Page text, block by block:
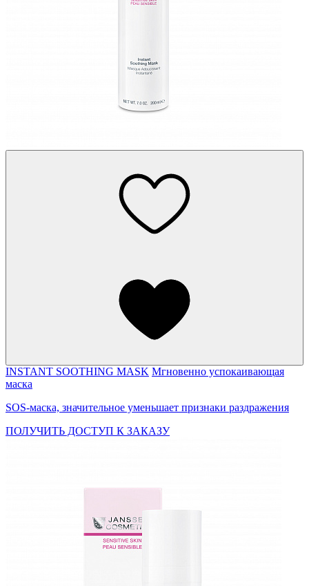
INSTANT SOOTHING MASK Мгновенно успокаивающая
маска
SOS-маска, значительное уменьшает признаки раздражения
ПОЛУЧИТЬ ДОСТУП К ЗАКАЗУ